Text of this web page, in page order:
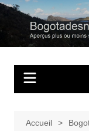
Aller
contenu
Regards personnels
Accueil